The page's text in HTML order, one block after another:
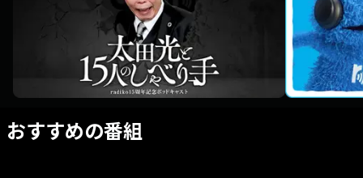
おすすめの番組